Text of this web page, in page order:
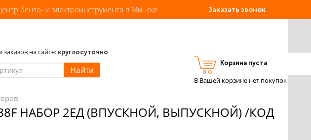
Заказать звонок
бензо- и электроинструмента в Минске
на сайте: круглосуточно
Корзина пуста
В Вашей корзине нет покупок
Найти Вход Регистрация
НАБОР 2ЕД (ВПУСКНОЙ, ВЫПУСКНОЙ) /КОД